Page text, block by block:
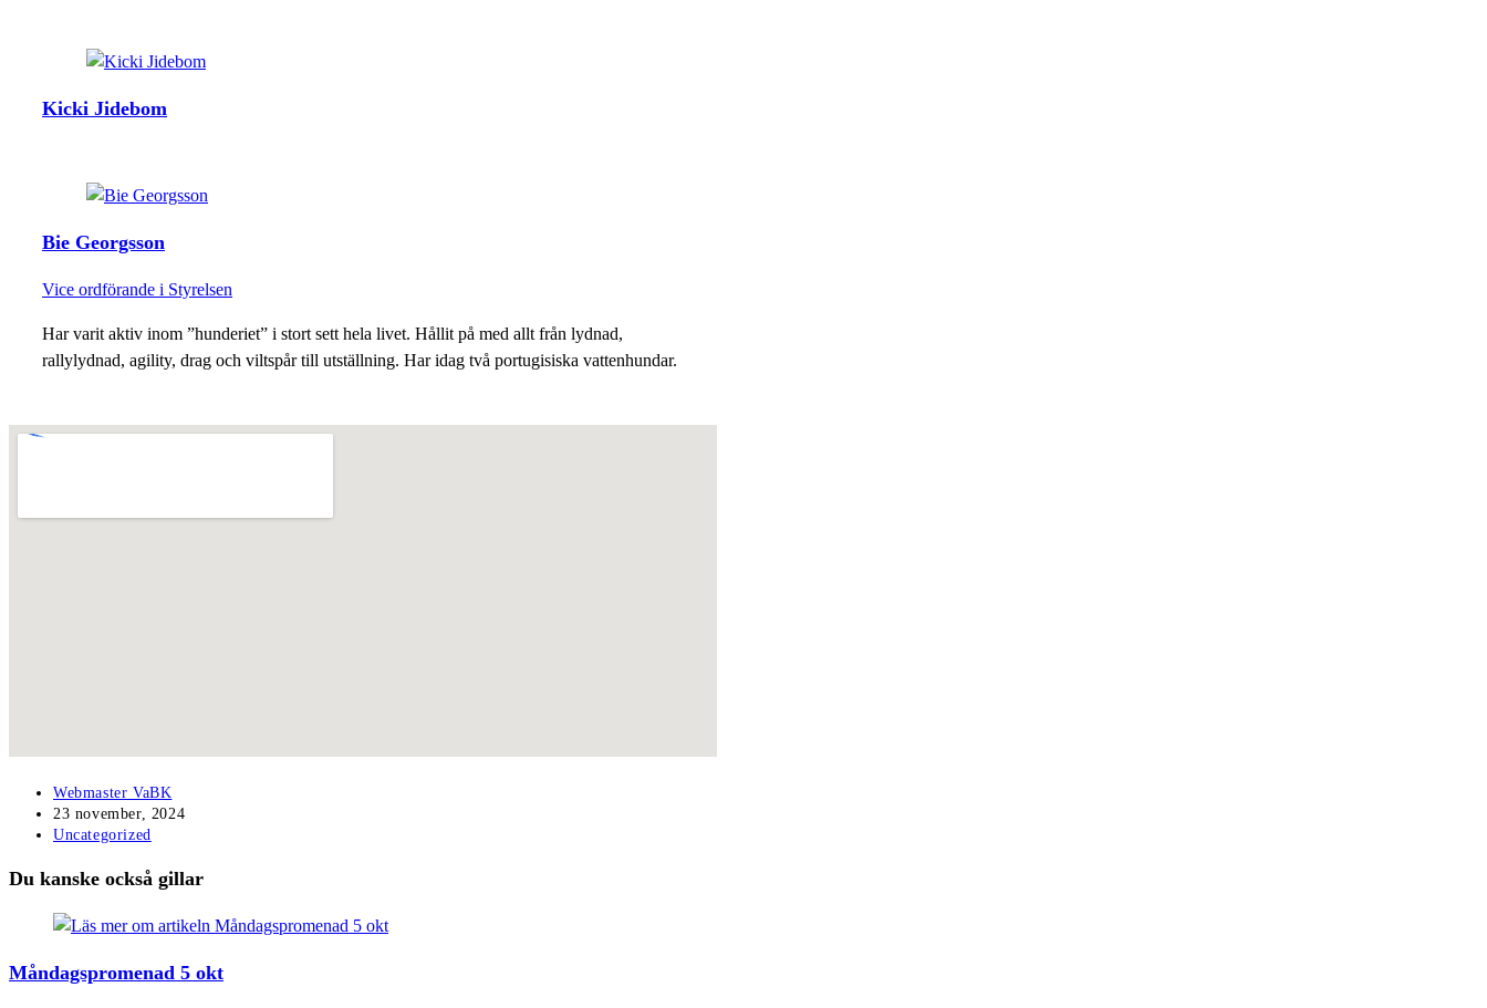
Kicki Jidebom
Bie Georgsson
Vice ordförande i Styrelsen
Har varit aktiv inom ”hunderiet” i stort sett hela livet. Hållit på med allt från lydnad,
rallylydnad, agility, drag och viltspår till utställning. Har idag två portugisiska vattenhundar.
Inläggsförfattare:
Webmaster VaBK
Inlägget
publicerat:
23 november, 2024
Inläggskategori:
Uncategorized
Du kanske också gillar
Måndagspromenad 5 okt